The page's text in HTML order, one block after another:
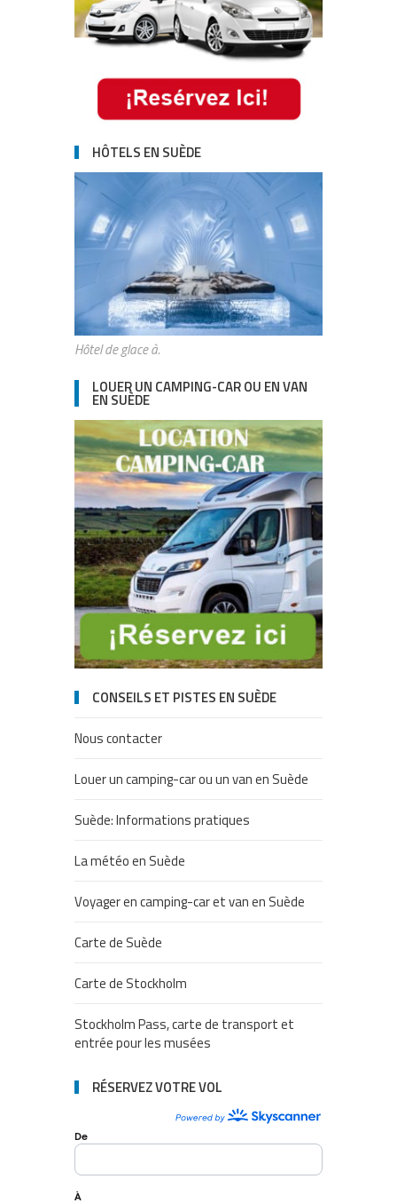
HÔTELS EN SUÈDE
Hôtel de glace à.
LOUER UN CAMPING-CAR OU EN VAN
EN SUÈDE
CONSEILS ET PISTES EN SUÈDE
Nous contacter
Louer un camping-car ou un van en Suède
Suède: Informations pratiques
La météo en Suède
Voyager en camping-car et van en Suède
Carte de Suède
Carte de Stockholm
Stockholm Pass, carte de transport et
entrée pour les musées
RÉSERVEZ VOTRE VOL